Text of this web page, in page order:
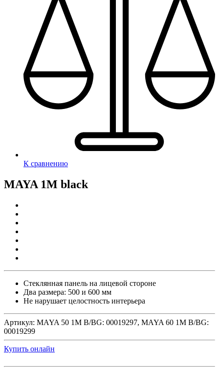
К сравнению
MAYA 1M black
Стеклянная панель на лицевой стороне
Два размера: 500 и 600 мм
Не нарушает целостность интерьера
Артикул: MAYA 50 1M B/BG: 00019297, MAYA 60 1M B/BG:
00019299
Купить онлайн